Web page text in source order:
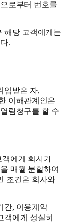
로부터 번호를
해당 고객에게는
.
임받은 자,
이해관계인은
람청구를 할 수
에게 회사가
매월 분할하여
조건은 회사와
간, 이용계약
객에게 성실히